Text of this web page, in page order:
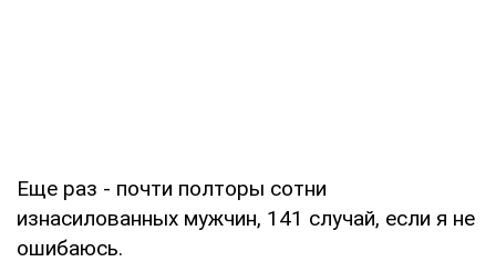
Еще раз - почти полторы сотни
изнасилованных мужчин, 141 случай, если я не
ошибаюсь.